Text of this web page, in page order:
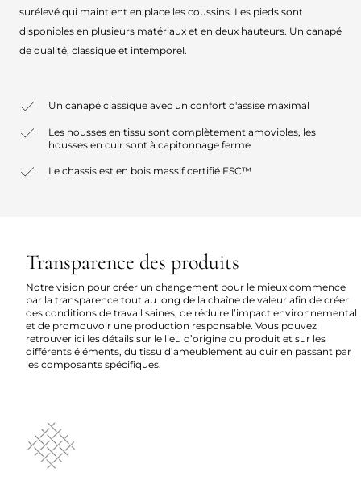
surélevé qui maintient en place les coussins. Les pieds sont
disponibles en plusieurs matériaux et en deux hauteurs. Un canapé
de qualité, classique et intemporel.
Un canapé classique avec un confort d'assise maximal
Les housses en tissu sont complètement amovibles, les
housses en cuir sont à capitonnage ferme
Le chassis est en bois massif certifié FSC™
Transparence des produits
Notre vision pour créer un changement pour le mieux commence
par la transparence tout au long de la chaîne de valeur afin de créer
des conditions de travail saines, de réduire l’impact environnemental
et de promouvoir une production responsable. Vous pouvez
retrouver ici les détails sur le lieu d’origine du produit et sur les
différents éléments, du tissu d’ameublement au cuir en passant par
les composants spécifiques.